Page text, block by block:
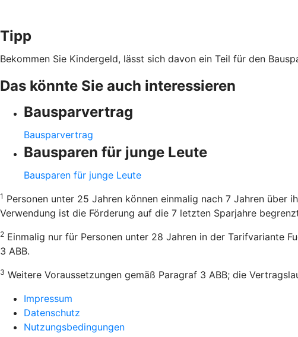
Tipp
Bekommen Sie Kindergeld, lässt sich davon ein Teil für den
Das könnte Sie auch interessieren
Bausparvertrag
Bausparvertrag
Bausparen für junge Leute
Bausparen für junge Leute
1 Personen unter 25 Jahren können einmalig nach 7 Jahren
Verwendung ist die Förderung auf die 7 letzten Sparjahre
2 Einmalig nur für Personen unter 28 Jahren in der Tarifvariante
3 ABB.
3 Weitere Voraussetzungen gemäß Paragraf 3 ABB; die
Impressum
Datenschutz
Nutzungsbedingungen